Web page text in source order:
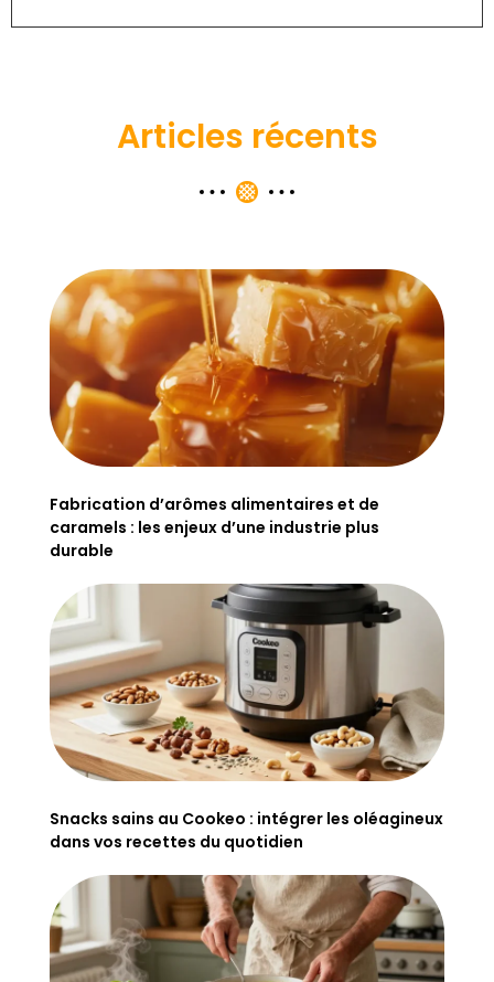
Articles récents
Fabrication d’arômes alimentaires et de
caramels : les enjeux d’une industrie plus
durable
Snacks sains au Cookeo : intégrer les oléagineux
dans vos recettes du quotidien